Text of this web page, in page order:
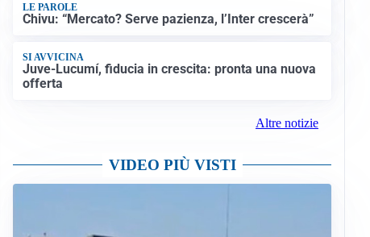
LE PAROLE
Chivu: “Mercato? Serve pazienza, l’Inter crescerà”
SI AVVICINA
Juve-Lucumí, fiducia in crescita: pronta una nuova
offerta
Altre notizie
VIDEO PIÙ VISTI